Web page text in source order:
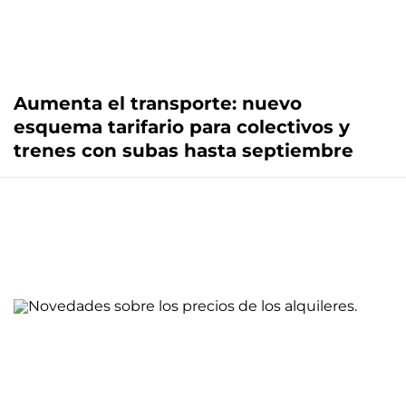
Aumenta el transporte: nuevo
esquema tarifario para colectivos y
trenes con subas hasta septiembre